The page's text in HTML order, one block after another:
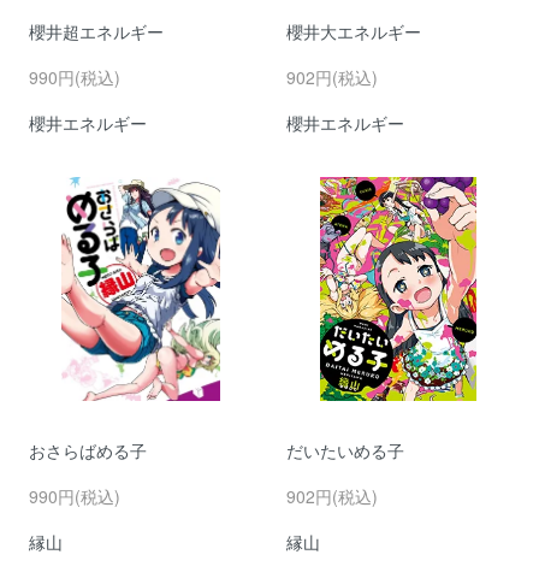
櫻井超エネルギー
990円(税込)
櫻井エネルギー
櫻井大エネルギー
902円(税込)
櫻井エネルギー
おさらばめる子
990円(税込)
縁山
だいたいめる子
902円(税込)
縁山